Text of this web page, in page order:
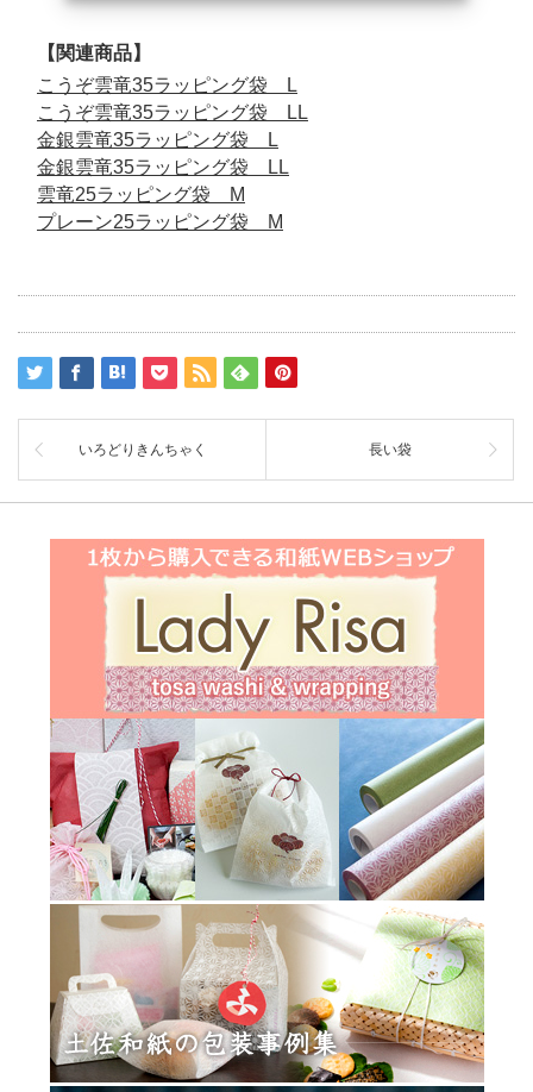
【関連商品】
こうぞ雲竜35ラッピング袋 L
こうぞ雲竜35ラッピング袋 LL
金銀雲竜35ラッピング袋 L
金銀雲竜35ラッピング袋 LL
雲竜25ラッピング袋 M
プレーン25ラッピング袋 M
いろどりきんちゃく 長い袋